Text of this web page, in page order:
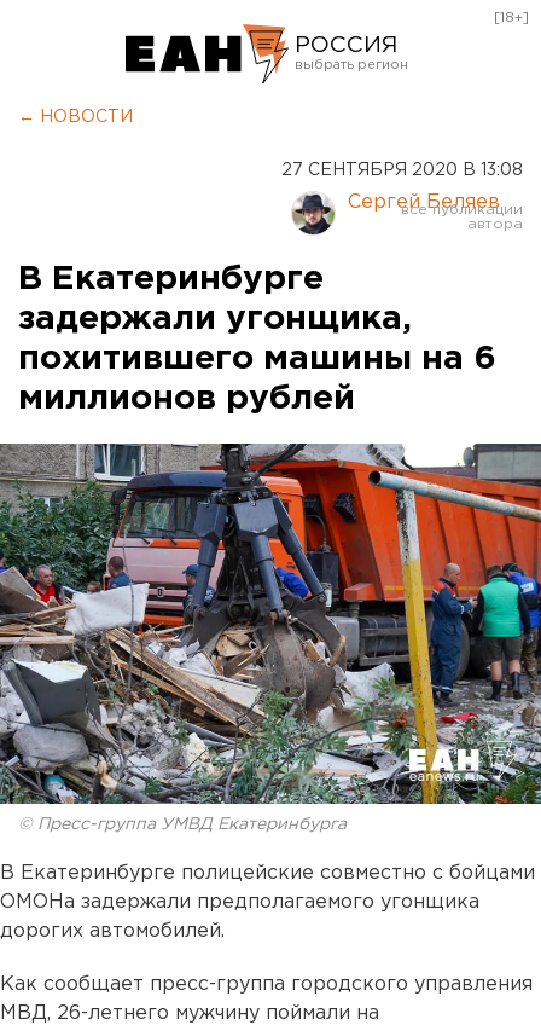
РОССИЯ
Курган
Оренбург
[18+]
← НОВОСТИ
27 СЕНТЯБРЯ 2020 В 13:08
Сергей Беляев
В Екатеринбурге
задержали угонщика,
похитившего машины на 6
миллионов рублей
© Пресс-группа УМВД Екатеринбурга
В Екатеринбурге полицейские совместно с бойцами
ОМОНа задержали предполагаемого угонщика
дорогих автомобилей.
Как сообщает пресс-группа городского управления
МВД, 26-летнего мужчину поймали на